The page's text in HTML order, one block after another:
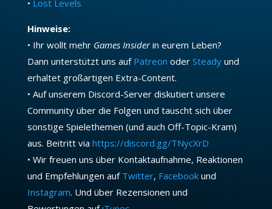
• Lost Levels
Hinweise:
• Ihr wollt mehr Games Insiderin eurem Leben?
Dann unterstützt uns auf Patreon oder Steadyund
erhaltet großartigen Extra-Content.
• Auf unserem Discord-Server diskutiert unsere
Community über die Folgen und tauscht sich über
sonstige Spielethemen (und auch Off-Topic-Kram)
aus. Beitritt via https://discord.gg/TNycXrD
• Wir freuen uns über Kontaktaufnahme, Reaktionen
und Empfehlungen auf Twitter, Facebookund
Instagram. Und über Rezensionen und